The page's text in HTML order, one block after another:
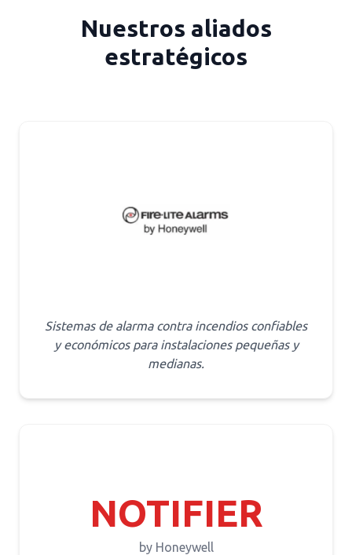
Nuestros aliados
estratégicos
Sistemas de alarma contra incendios confiables
y económicos para instalaciones pequeñas y
medianas.
NOTIFIER
by Honeywell